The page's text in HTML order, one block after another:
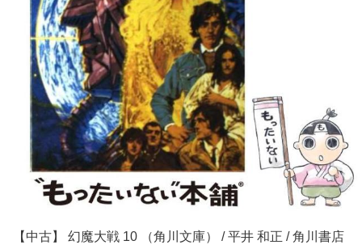
【中古】 幻魔大戦 10 （角川文庫） / 平井 和正 / 角川書店